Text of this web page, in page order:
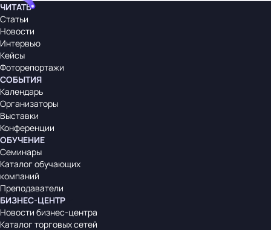
ЧИТАТЬ
Статьи
Новости
Интервью
Кейсы
Фоторепортажи
СОБЫТИЯ
Календарь
Организаторы
Выставки
Конференции
ОБУЧЕНИЕ
Семинары
Каталог обучающих
компаний
Преподаватели
БИЗНЕС-ЦЕНТР
Новости бизнес-центра
Каталог торговых сетей